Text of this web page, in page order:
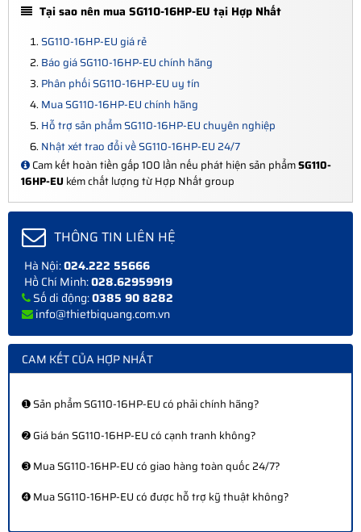
Tại sao nên mua SG110-16HP-EU tại Hợp Nhất
SG110-16HP-EU giá rẻ
Báo giá SG110-16HP-EU chính hãng
Phân phối SG110-16HP-EU uy tín
Mua SG110-16HP-EU chính hãng
Hỗ trợ sản phẩm SG110-16HP-EU chuyên nghiệp
Nhật xét trao đổi về SG110-16HP-EU 24/7
Cam kết hoàn tiền gấp 100 lần nếu phát hiện sản phẩmSG110-
16HP-EU kém chất lượng từ Hợp Nhất group
THÔNG TIN LIÊN HỆ
Hà Nội:024.222 55666
Hồ Chí Minh:028.62959919
Số di động:0385 90 8282
info@thietbiquang.com.vn
CAM KẾT CỦA HỢP NHẤT
➊ Sản phẩm SG110-16HP-EU có phải chính hãng?
➋ Giá bán SG110-16HP-EU có cạnh tranh không?
➌ Mua SG110-16HP-EU có giao hàng toàn quốc 24/7?
➍ Mua SG110-16HP-EU có được hỗ trợ kỹ thuật không?